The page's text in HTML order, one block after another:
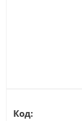
Код: